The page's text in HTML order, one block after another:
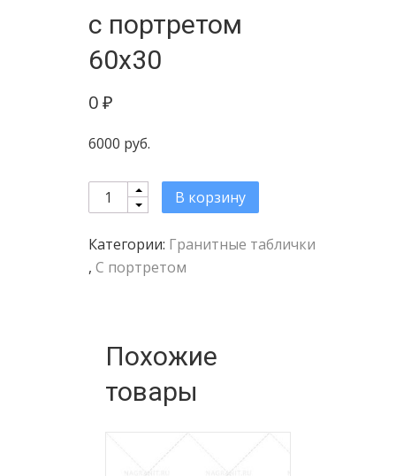
с портретом
60х30
0₽
6000 руб.
Quantity В корзину
Категории: Гранитные таблички
, С портретом
Похожие
товары